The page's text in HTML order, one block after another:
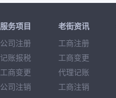
服务项目
公司注册
记账报税
工商变更
公司注销
老街资讯
工商注册
工商变更
代理记账
工商注销